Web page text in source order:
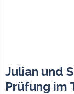
Julian und
Prüfung im